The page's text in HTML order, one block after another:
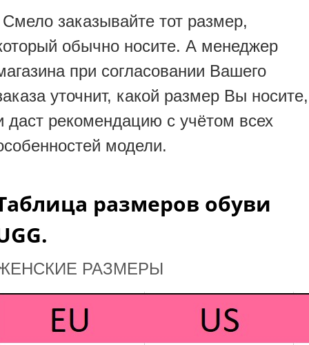
Смело заказывайте тот размер,
обычно носите. А менеджер
при согласовании Вашего
уточнит, какой размер Вы носите,
даст рекомендацию с учётом всех
модели.
размеров обуви
РАЗМЕРЫ